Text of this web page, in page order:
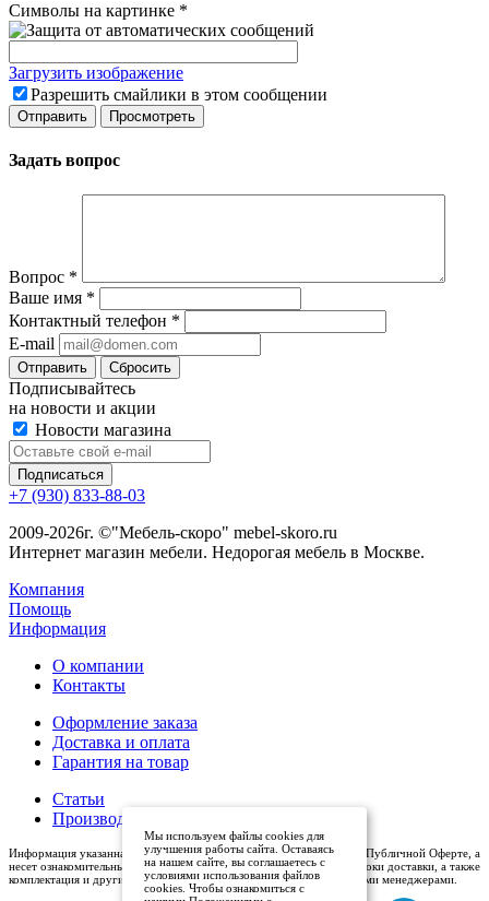
Символы на картинке *
Загрузить изображение
Разрешить смайлики в этом сообщении
Задать вопрос
Вопрос *
Ваше имя *
Контактный телефон *
E-mail
Сбросить
Подписывайтесь
на новости и акции
Новости магазина
+7 (930) 833-88-03
2009-2026г. ©"Мебель-скоро" mebel-skoro.ru
Интернет магазин мебели. Недорогая мебель в Москве.
Компания
Помощь
Информация
О компании
Контакты
Оформление заказа
Доставка и оплата
Гарантия на товар
Статьи
Производители
Информация указанная на сайте (описания и цены), не относится к Публичной Оферте, а
несет ознакомительный характер. Окончательная цена, условия и сроки доставки, а также
комплектация и другие характеристики товаров - уточняются нашими менеджерами.
Мы используем файлы cookies для
улучшения работы сайта. Оставаясь
на нашем сайте, вы соглашаетесь с
условиями использования файлов
cookies. Чтобы ознакомиться с